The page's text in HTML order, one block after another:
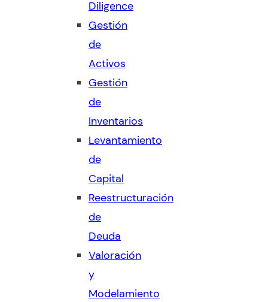
Diligence
Gestión
de
Activos
Gestión
de
Inventarios
Levantamiento
de
Capital
Reestructuración
de
Deuda
Valoración
y
Modelamiento